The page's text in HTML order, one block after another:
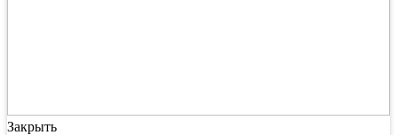
Закрыть